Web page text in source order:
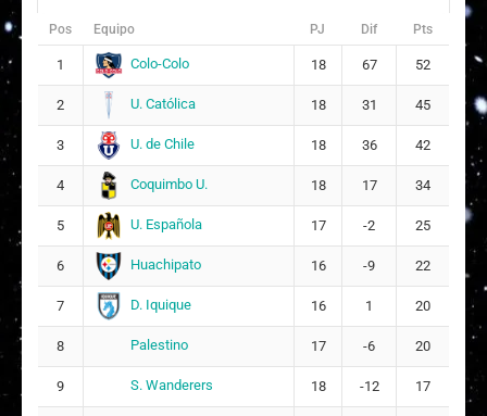
Pos Equipo PJ Dif Pts
1 Colo-Colo 18 67 52
2 U. Católica 18 31 45
3 U. de Chile 18 36 42
4 Coquimbo U. 18 17 34
5 U. Española 17 -2 25
6 Huachipato 16 -9 22
7 D. Iquique 16 1 20
8 Palestino 17 -6 20
9 S. Wanderers 18 -12 17